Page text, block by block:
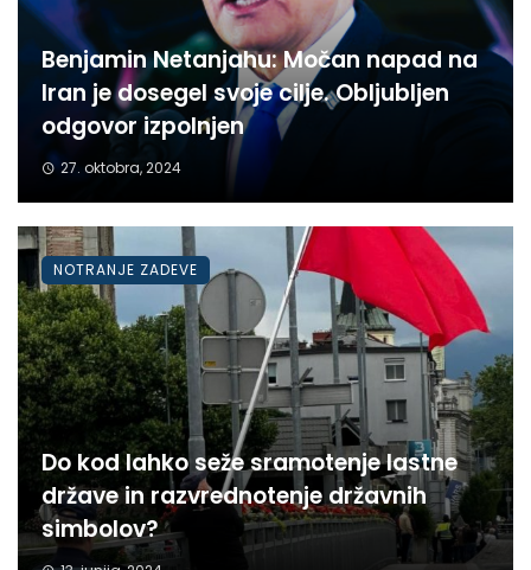
Benjamin Netanjahu: Močan napad na
Iran je dosegel svoje cilje. Obljubljen
odgovor izpolnjen
27. oktobra, 2024
Do kod lahko seže sramotenje lastne
države in razvrednotenje državnih
simbolov?
NOTRANJE ZADEVE